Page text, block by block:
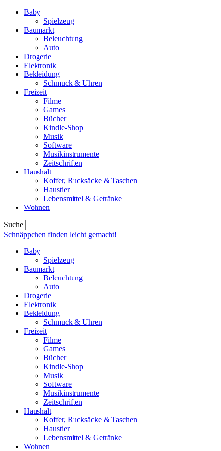
Baby
Spielzeug
Baumarkt
Beleuchtung
Auto
Drogerie
Elektronik
Bekleidung
Schmuck & Uhren
Freizeit
Filme
Games
Bücher
Kindle-Shop
Musik
Software
Musikinstrumente
Zeitschriften
Haushalt
Koffer, Rucksäcke & Taschen
Haustier
Lebensmittel & Getränke
Wohnen
Suche
Schnäppchen finden leicht gemacht!
Baby
Spielzeug
Baumarkt
Beleuchtung
Auto
Drogerie
Elektronik
Bekleidung
Schmuck & Uhren
Freizeit
Filme
Games
Bücher
Kindle-Shop
Musik
Software
Musikinstrumente
Zeitschriften
Haushalt
Koffer, Rucksäcke & Taschen
Haustier
Lebensmittel & Getränke
Wohnen